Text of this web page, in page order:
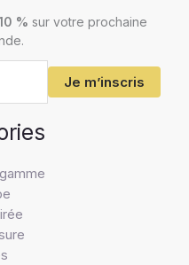
% sur votre prochaine
Je m’inscris